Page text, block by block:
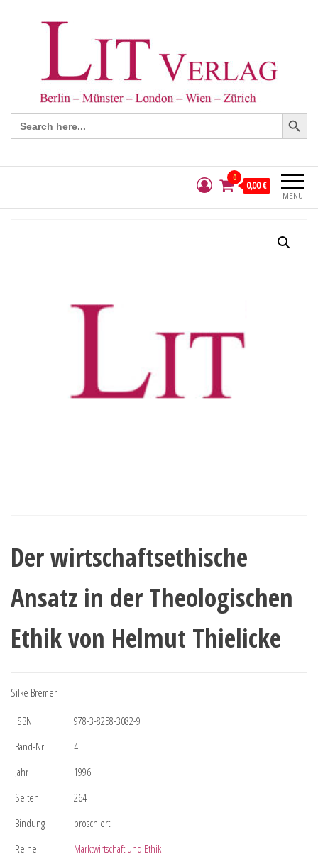
Search
for:
Search Button
MENÜ
0
0,00 €
Der wirtschaftsethische
Ansatz in der Theologischen
Ethik von Helmut Thielicke
Silke Bremer
ISBN
978-3-8258-3082-9
Band-Nr.
4
Jahr
1996
Seiten
264
Bindung
broschiert
Reihe
Marktwirtschaft und Ethik